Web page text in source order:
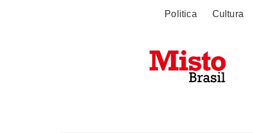
Politica Cultura